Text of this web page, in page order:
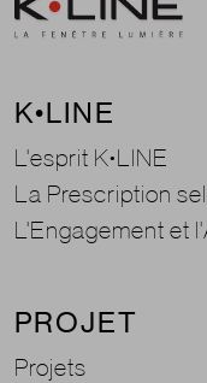
K•LINE
L'esprit K•LINE
La Prescription
L'Engagement et
PROJET
Projets